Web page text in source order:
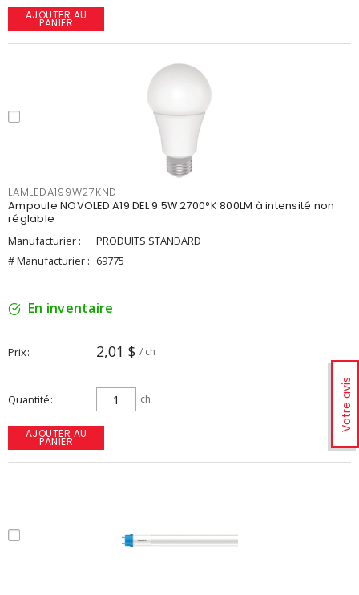
Votre avis
AJOUTER AU
PANIER
LAMLEDA199W27KND
Ampoule NOVOLED A19 DEL 9.5W 2700°K 800LM à intensité non
réglable
Manufacturier :
PRODUITS STANDARD
# Manufacturier : 69775
En inventaire
Prix 2,01 $ / ch
Quantité ch
AJOUTER AU
PANIER